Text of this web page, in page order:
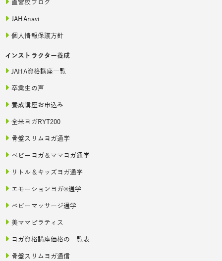
直営校ブログ
JAHAnavi
個人情報保護方針
インストラクター養成
JAHA資格講座一覧
卒業生の声
養成講座お申込み
全米ヨガRYT200
骨盤スリムヨガ通学
ベビーヨガ＆ママヨガ通学
リトル＆キッズヨガ通学
エモーションヨガ®通学
ベビーマッサージ通学
美ママピラティス
ヨガ資格講座価格の一覧表
骨盤スリムヨガ通信